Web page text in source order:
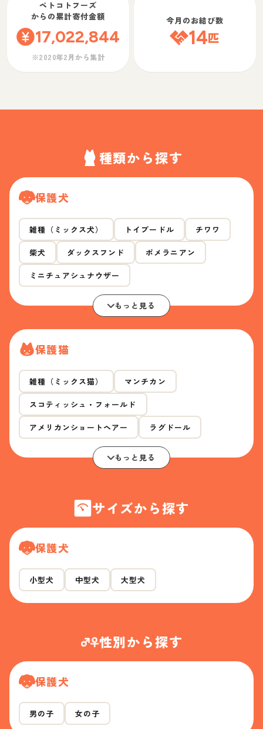
ペトコトフーズ
からの累計寄付金額
17,022,844
※2020年2月から集計
今月のお結び数
14匹
種類から探す
保護犬
雑種（ミックス犬） トイプードル チワワ
柴犬 ダックスフンド ポメラニアン
ミニチュアシュナウザー
もっと見る
保護猫
雑種（ミックス猫） マンチカン
スコティッシュ・フォールド
アメリカンショートヘアー ラグドール
もっと見る
サイズから探す
保護犬
小型犬 中型犬 大型犬
性別から探す
保護犬
男の子 女の子